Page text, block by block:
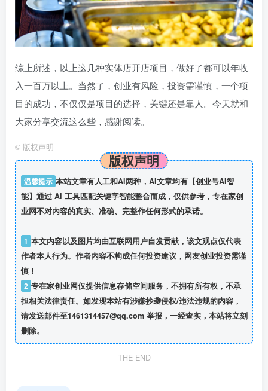
综上所述，以上这几种实体店开店项目，做好了都可以年收
入一百万以上。当然了，创业有风险，投资需谨慎，一个项
目的成功，不仅仅是项目的选择，关键还是靠人。今天就和
大家分享交流这么些，感谢阅读。
© 版权声明
版权声明
温馨提示 本站文章有人工和AI两种，AI文章均有【创业号AI智
能】通过 AI 工具匹配关键字智能整合而成，仅供参考，专在家创
业网不对内容的真实、准确、完整作任何形式的承诺。
1 本文内容以及图片均由互联网用户自发贡献，该文观点仅代表
作者本人行为。作者内容不构成任何投资建议，网友创业投资需谨
慎！
2 专在家创业网仅提供信息存储空间服务，不拥有所有权，不承
担相关法律责任。如发现本站有涉嫌抄袭侵权/违法违规的内容，
请发送邮件至1461314457@qq.com 举报，一经查实，本站将立刻
删除。
THE END